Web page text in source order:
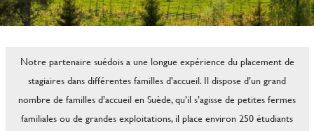
Notre partenaire suédois a une longue expérience du placement de
stagiaires dans différentes familles d’accueil. Il dispose d’un grand
nombre de familles d’accueil en Suède, qu’il s’agisse de petites fermes
familiales ou de grandes exploitations, il place environ 250 étudiants